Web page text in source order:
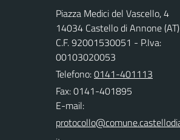
Piazza Medici del Vascello, 4
14034 Castello di Annone (AT)
C.F. 92001530051 - P.Iva:
00103020053
Telefono:0141-401113
Fax: 0141-401895
E-mail: